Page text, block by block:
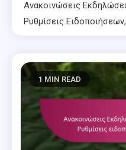
Ανακοινώσεις
Ρυθμίσεις
1 MIN READ